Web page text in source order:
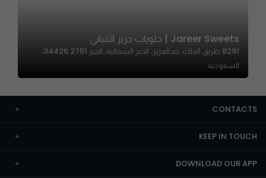
Jareer Sweets | حلويات جرير القباني
8291 طريق الملك عبدالعزيز، الخبر الشمالية، الخبر 34426 2751،
السعودية
CONTACTS
KEEP IN TOUCH
DOWNLOAD OUR APP